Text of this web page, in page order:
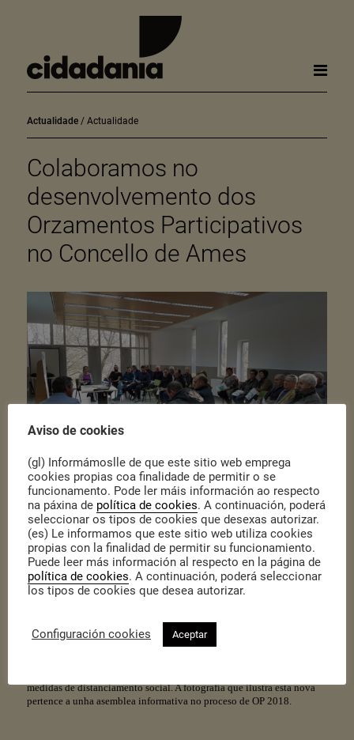
Actualidade Actualidade
Colaboramos no
desenvolvemento dos
Orzamentos Participativos
no Concello de Ames
Publicado o 24 de Agosto de 2020 |Actualidade
OConcello de Amesaposta un ano mais polo proceso de Orzamentos
Participativos no seu municipio: unha iniciativa na que a veciñanza
propón e elixe, de forma directa, actuacións a desenvolver polo
Concello durante o ano 2021.
Este ano o proceso acada unha visión mais ampla, superando as
actuacións a nivel de parroquia, e activando a creatividade colectiva
proceso específico dirixido á mocidade amesá, haberá propostas
dirixidas ás mulleres, ao medio ambiente e á cultura.
medidas de distanciamento social. A fotografía que ilustra esta nova
pertence a unha asemblea informativa no proceso de OP 2018.
Aviso de cookies
(gl) Informámoslle de que este sitio web emprega
cookies propias coa finalidade de permitir o se
funcionamento. Pode ler máis información ao respecto
na páxina de política de cookies. A continuación, poderá
seleccionar os tipos de cookies que desexas autorizar.
(es) Le informamos que este sitio web utiliza cookies
propias con la finalidad de permitir su funcionamiento.
Puede leer más información al respecto en la página de
política de cookies. A continuación, poderá seleccionar
los tipos de cookies que desea autorizar.
Configuración cookies Aceptar